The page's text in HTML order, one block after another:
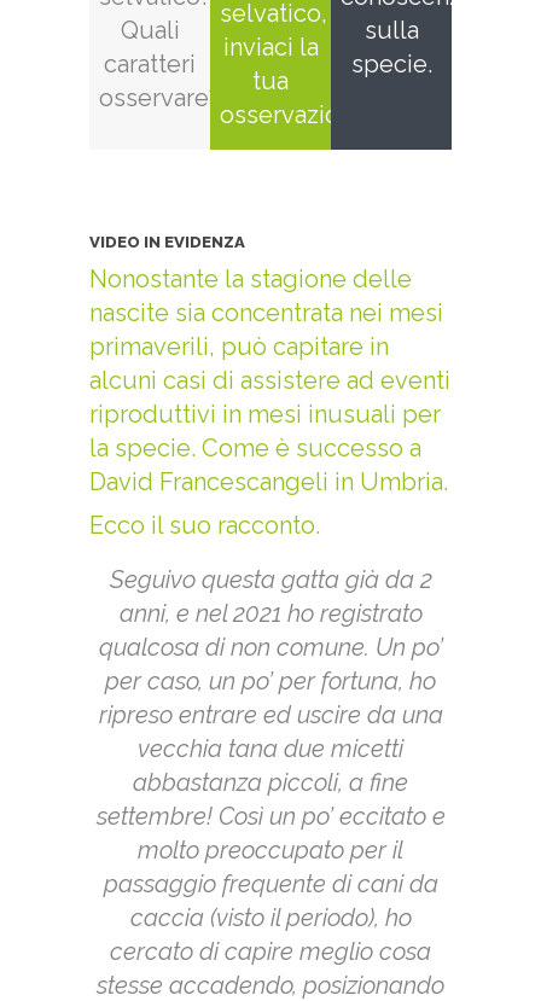
Quali
caratteri
osservare?
selvatico,
inviaci la
tua
osservazione
sulla
specie.
VIDEO IN EVIDENZA
Nonostante la stagione delle
nascite sia concentrata nei mesi
primaverili, può capitare in
alcuni casi di assistere ad eventi
riproduttivi in mesi inusuali per
la specie. Come è successo a
David Francescangeli in Umbria.
Ecco il suo racconto.
Seguivo questa gatta già da 2
anni, e nel 2021 ho registrato
qualcosa di non comune. Un po’
per caso, un po’ per fortuna, ho
ripreso entrare ed uscire da una
vecchia tana due micetti
abbastanza piccoli, a fine
settembre! Così un po’ eccitato e
molto preoccupato per il
passaggio frequente di cani da
caccia (visto il periodo), ho
cercato di capire meglio cosa
stesse accadendo, posizionando